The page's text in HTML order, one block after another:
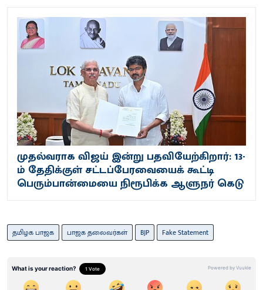
முதல்வராக விஜய் இன்று பதவியேற்கிறார்: 13-
ம் தேதிக்குள் சட்டப்பேரவையைக் கூட்டி
பெரும்பான்மையை நிரூபிக்க ஆளுநர் கெடு
தமிழக பாஜக பாஜக தலைவர்கள் BJP Fake Statement